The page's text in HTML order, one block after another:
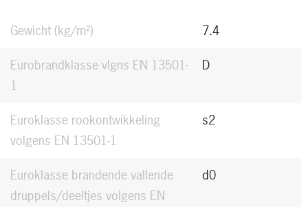
Oppervlaktebehandeling
Dekkende lak
Houtsoort
Lodgepole Pine
Milieucertificering
Gewicht (kg/m²)
7.4
Eurobrandklasse vlgns EN 13501-
1
D
Euroklasse rookontwikkeling
volgens EN 13501-1
s2
Euroklasse brandende vallende
druppels/deeltjes volgens EN
d0